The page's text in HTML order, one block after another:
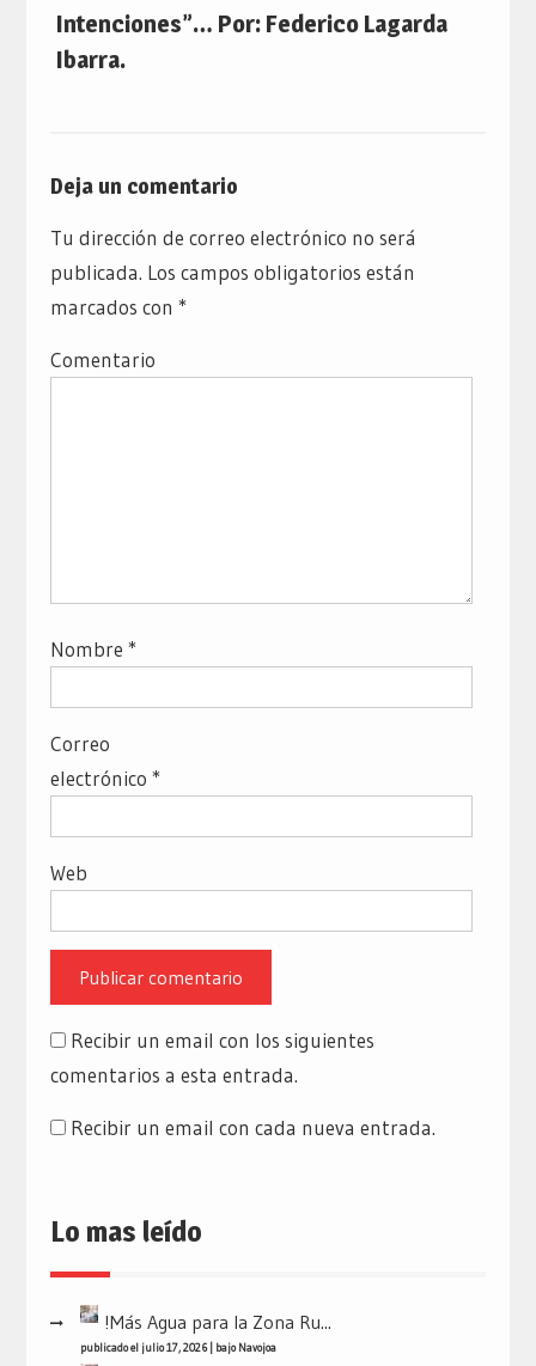
Intenciones”… Por: Federico Lagarda
Ibarra.
Deja un comentario
Tu dirección de correo electrónico no será
publicada. Los campos obligatorios están
marcados con *
Comentario
Nombre *
Correo
electrónico *
Web
Recibir un email con los siguientes
comentarios a esta entrada.
Recibir un email con cada nueva entrada.
Lo mas leído
!Más Agua para la Zona Ru...
publicado el julio 17, 2026| bajoNavojoa